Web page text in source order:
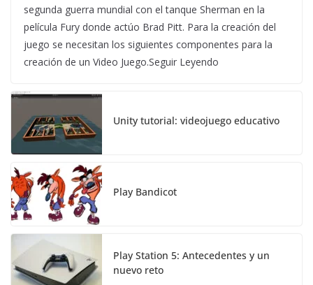
segunda guerra mundial con el tanque Sherman en la
película Fury donde actúo Brad Pitt. Para la creación del
juego se necesitan los siguientes componentes para la
creación de un Video Juego.Seguir Leyendo
Unity tutorial: videojuego educativo
Play Bandicot
Play Station 5: Antecedentes y un
nuevo reto